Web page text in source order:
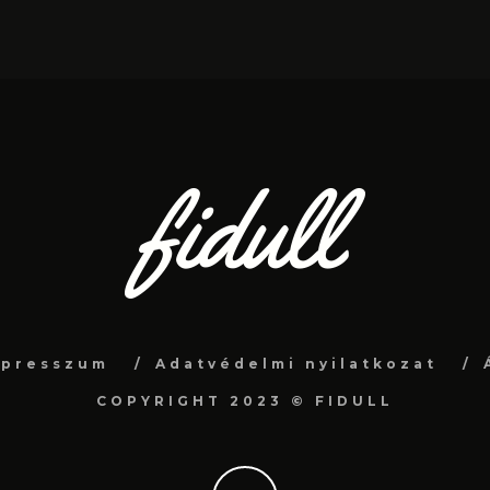
Adatvédelmi nyilatkozat
COPYRIGHT 2023 © FIDULL